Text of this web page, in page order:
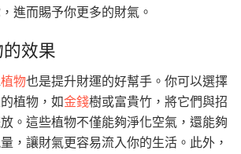
進而賜予你更多的財氣。
效果
植物也是提升財運的好幫手。你可以選擇
植物，如金錢樹或富貴竹，將它們與招
。這些植物不僅能夠淨化空氣，還能夠
，讓財氣更容易流入你的生活。此外，